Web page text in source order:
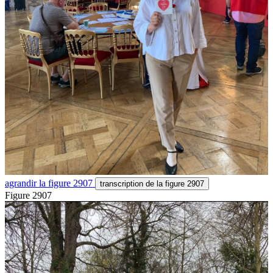
agrandirla figure 2907 transcription de la figure 2907
Figure 2907